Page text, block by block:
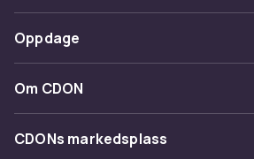
Spor pakke
Angre & returner her
Kontakt oss
Betaling
Levering
Tilbakekallinger
Oppdage
Kategorier
Varemerker
Om CDON
Om oss
CDONs markedsplass